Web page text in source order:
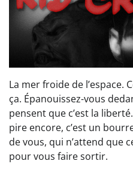
La mer froide de l’espace.
ça. Épanouissez-vous
pensent que c’est la
pire encore, c’est un
de vous, qui n’attend que
pour vous faire sortir.